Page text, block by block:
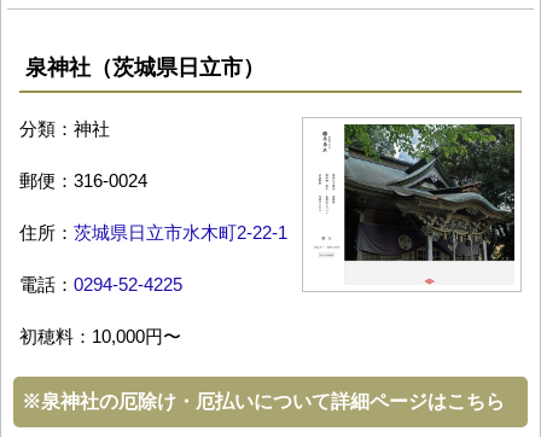
泉神社（茨城県日立市）
分類：神社
郵便：316-0024
住所： 茨城県日立市水木町2-22-1
電話： 0294-52-4225
初穂料：10,000円〜
※泉神社の厄除け・厄払いについて詳細ページはこちら